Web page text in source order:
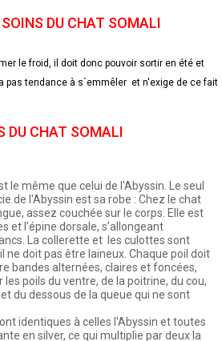
DU CHAT SOMALI
le froid, il doit donc pouvoir sortir en été et
pas tendance à s´emmêler et n'exige de ce fait
DU CHAT SOMALI
le même que celui de l'Abyssin. Le seul
de l'Abyssin est sa robe : Chez le chat
assez couchée sur le corps. Elle est
et l’épine dorsale, s’allongeant
La collerette et les culottes sont
ne doit pas être laineux. Chaque poil doit
bandes alternées, claires et foncées,
poils du ventre, de la poitrine, du cou,
du dessous de la queue qui ne sont
identiques à celles l'Abyssin et toutes
en silver, ce qui multiplie par deux la